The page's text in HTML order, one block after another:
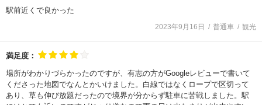
駅前近くで良かった
2023年9月16日 普通車 観光
満足度：
場所がわかりづらかったのですが、有志の方がGoogleレビューで書いて
くださった地図でなんとかいけました。白線ではなくロープで区切って
あり、草も伸び放題だったので境界が分からず駐車に苦戦しました。駅